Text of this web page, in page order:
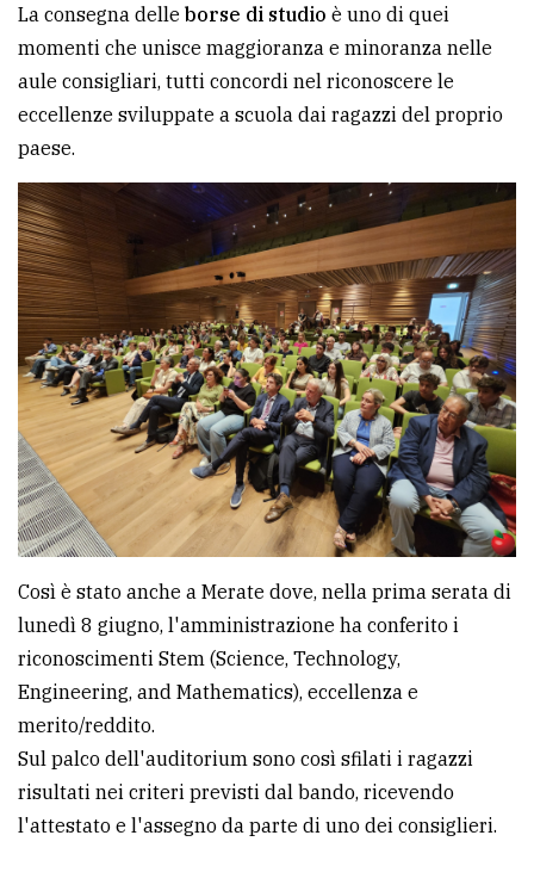
pubblicità
CERCA
Cerca
per
comune
Ricerca
avanzata
LE
ALTRE
TESTATE
PRIVACY
Privacy
policy
Cookie
policy
La consegna delle borse di studio è uno di quei
momenti che unisce maggioranza e minoranza nelle
aule consigliari, tutti concordi nel riconoscere le
eccellenze sviluppate a scuola dai ragazzi del proprio
paese.
Così è stato anche a Merate dove, nella prima serata di
lunedì 8 giugno, l'amministrazione ha conferito i
riconoscimenti Stem (Science, Technology,
Engineering, and Mathematics), eccellenza e
merito/reddito.
Sul palco dell'auditorium sono così sfilati i ragazzi
risultati nei criteri previsti dal bando, ricevendo
l'attestato e l'assegno da parte di uno dei consiglieri.